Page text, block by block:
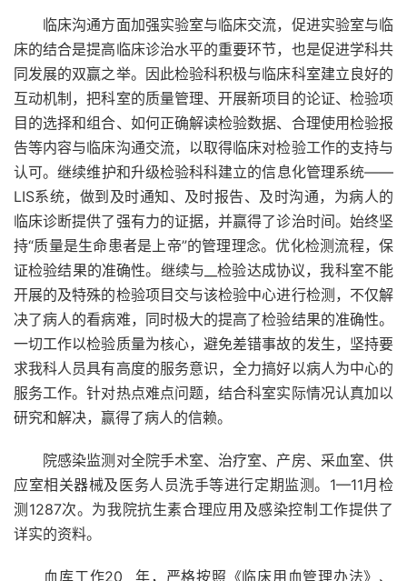
临床沟通方面加强实验室与临床交流，促进实验室与临
床的结合是提高临床诊治水平的重要环节，也是促进学科共
同发展的双赢之举。因此检验科积极与临床科室建立良好的
互动机制，把科室的质量管理、开展新项目的论证、检验项
目的选择和组合、如何正确解读检验数据、合理使用检验报
告等内容与临床沟通交流，以取得临床对检验工作的支持与
认可。继续维护和升级检验科科建立的信息化管理系统——
LIS系统，做到及时通知、及时报告、及时沟通，为病人的
临床诊断提供了强有力的证据，并赢得了诊治时间。始终坚
持“质量是生命患者是上帝”的管理理念。优化检测流程，保
证检验结果的准确性。继续与__检验达成协议，我科室不能
开展的及特殊的检验项目交与该检验中心进行检测，不仅解
决了病人的看病难，同时极大的提高了检验结果的准确性。
一切工作以检验质量为核心，避免差错事故的发生，坚持要
求我科人员具有高度的服务意识，全力搞好以病人为中心的
服务工作。针对热点难点问题，结合科室实际情况认真加以
研究和解决，赢得了病人的信赖。
院感染监测对全院手术室、治疗室、产房、采血室、供
应室相关器械及医务人员洗手等进行定期监测。1—11月检
测1287次。为我院抗生素合理应用及感染控制工作提供了
详实的资料。
血库工作20__年，严格按照《临床用血管理办法》、